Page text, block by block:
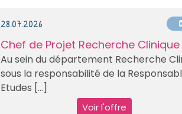
28.07.2026
Chef de Projet Recherche Clinique
Au sein du département Recherche
sous la responsabilité de la
Etudes [...]
Voir l'offre